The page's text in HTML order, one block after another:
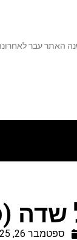
שדה
ספטמבר 26, 2025